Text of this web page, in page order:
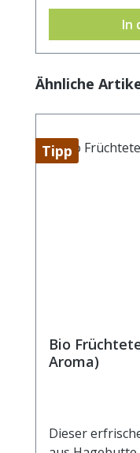
In
Produktgalerie
Ähnliche
Tipp
Bio
Aroma)
Dieser